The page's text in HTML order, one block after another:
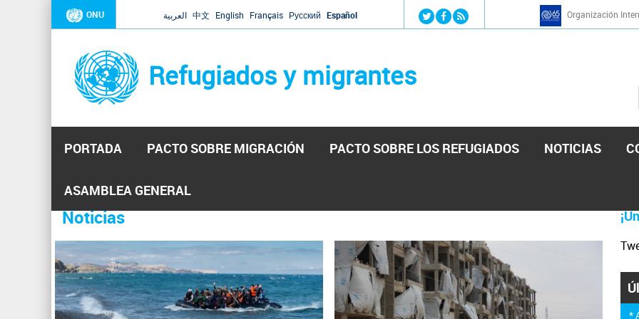
Jump to navigation
ONU العربية 中文 English Français Русский Español Organización
Refugiados y migrantes
PORTADA PACTO SOBRE MIGRACIÓN PACTO SOBRE LOS REFUGIADOS NOTICIAS
ASAMBLEA GENERAL
Se
encuentra
usted
aquí
Noticias
Venezuela
El Secretario General ha respondido a la carta enviada por el presidente de la Asamblea Nacional de Venezuela
solicitando a Naciones Unidas que aumente la ayuda humanitaria. Guerres ha reiterado que la ONU está lista para
hacerlo, pero necesita el consentimiento y la colaboración del Gobierno.
P
á
g
*